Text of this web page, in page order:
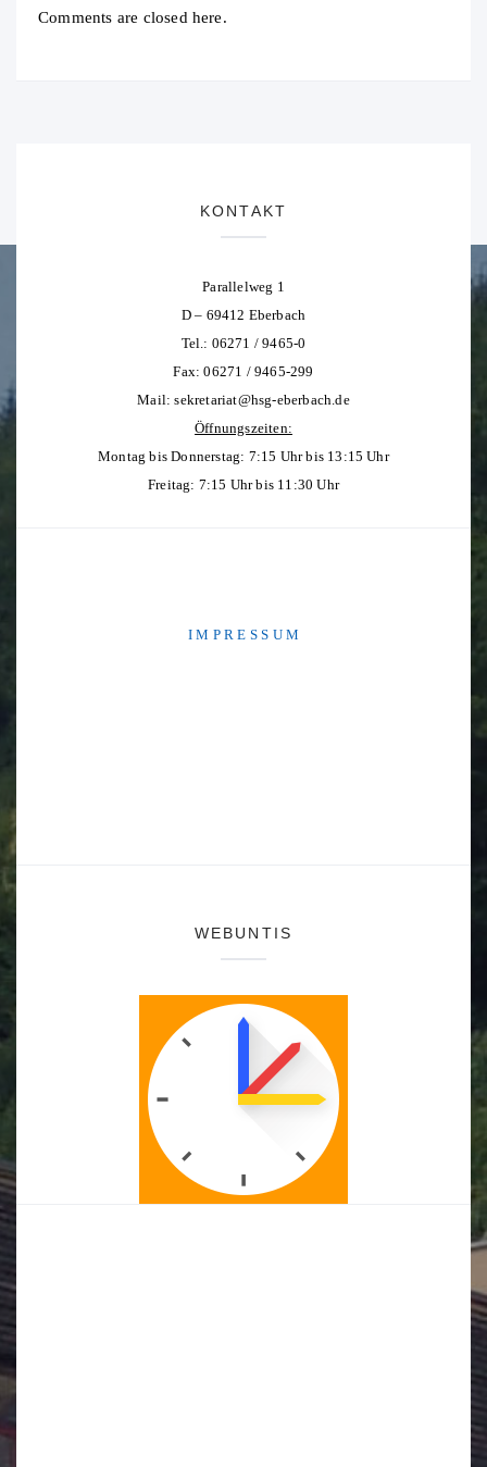
Comments are closed here.
KONTAKT
Parallelweg 1
D – 69412 Eberbach
Tel.: 06271 / 9465-0
Fax: 06271 / 9465-299
Mail:sekretariat@hsg-eberbach.de
Öffnungszeiten:
Montag bis Donnerstag: 7:15 Uhr bis 13:15 Uhr
Freitag: 7:15 Uhr bis 11:30 Uhr
I M P R E S S U M
WEBUNTIS